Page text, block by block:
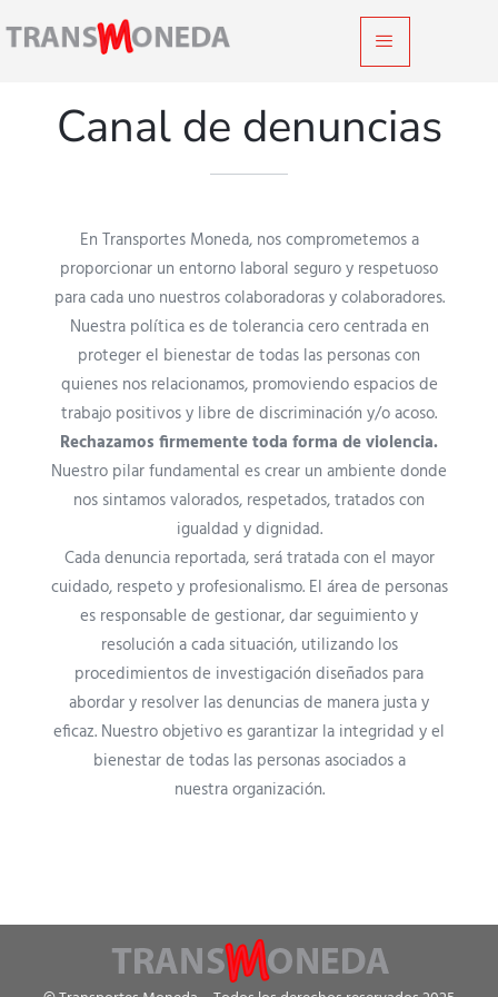
Canal de denuncias
En Transportes Moneda, nos comprometemos a
proporcionar un entorno laboral seguro y respetuoso
para cada uno nuestros colaboradoras y colaboradores.
Nuestra política es de tolerancia cero centrada en
proteger el bienestar de todas las personas con
quienes nos relacionamos, promoviendo espacios de
trabajo positivos y libre de discriminación y/o acoso.
Rechazamos firmemente toda forma de violencia.
Nuestro pilar fundamental es crear un ambiente donde
nos sintamos valorados, respetados, tratados con
igualdad y dignidad.
Cada denuncia reportada, será tratada con el mayor
cuidado, respeto y profesionalismo. El área de personas
es responsable de gestionar, dar seguimiento y
resolución a cada situación, utilizando los
procedimientos de investigación diseñados para
abordar y resolver las denuncias de manera justa y
eficaz. Nuestro objetivo es garantizar la integridad y el
bienestar de todas las personas asociados a
nuestra organización.